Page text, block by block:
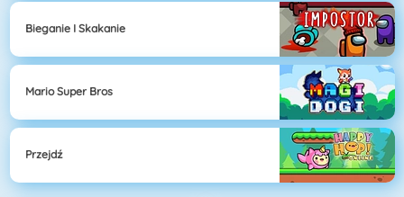
Bieganie I Skakanie
Mario Super Bros
Przejdź